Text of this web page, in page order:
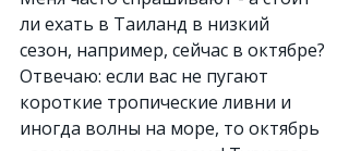
ли ехать в Таиланд в низкий
сезон, например, сейчас в октябре?
Отвечаю: если вас не пугают
короткие тропические ливни и
иногда волны на море, то октябрь